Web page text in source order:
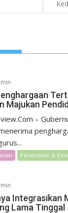
Majukan
–
Pendidikan &
Integrasikan
Lama Tinggal